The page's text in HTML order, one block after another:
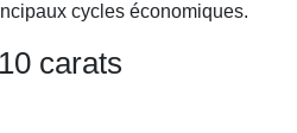
cycles économiques.
carats